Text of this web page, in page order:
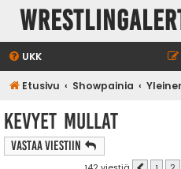
UKK
Etusivu Showpainia
Kevyet mullat
Vastaa Viestiin